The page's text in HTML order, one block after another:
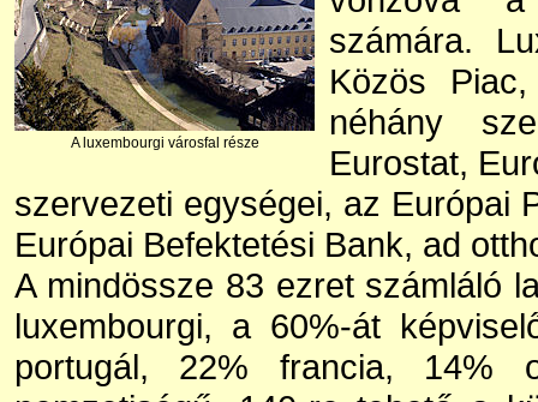
A luxembourgi városfal része
számára.
Közös
néhány
Eurostat,
szervezeti egységei, az Európai
Európai Befektetési Bank, ad
A mindössze 83 ezret számláló
luxembourgi, a 60%-át
portugál, 22% francia, 14%